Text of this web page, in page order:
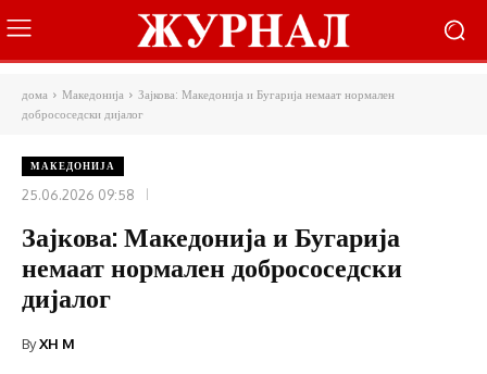
дома Македонија
Зајкова: Македонија и Бугарија немаат нормален
добрососедски дијалог
МАКЕДОНИЈА
25.06.2026 09:58
Зајкова: Македонија и Бугарија
немаат нормален добрососедски
дијалог
ByXH M